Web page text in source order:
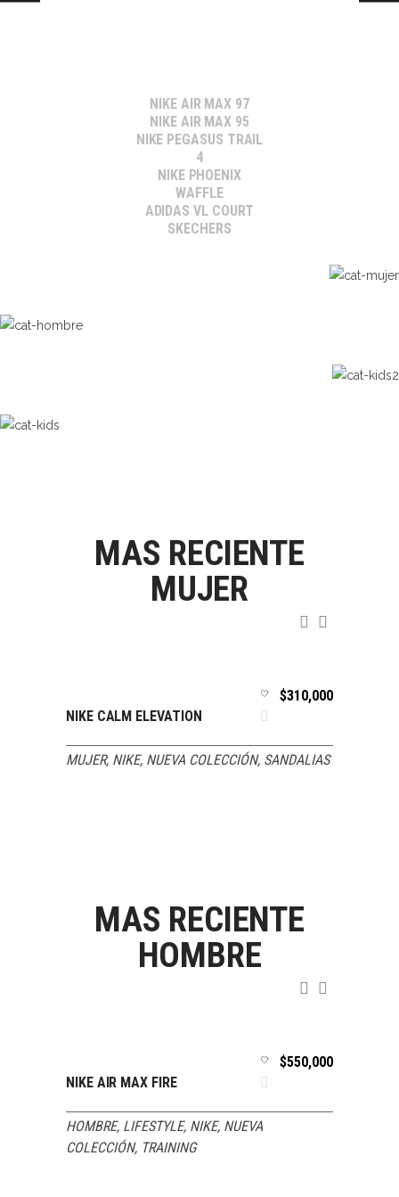
NIKE AIR MAX 97
NIKE AIR MAX 95
NIKE PEGASUS TRAIL
4
NIKE PHOENIX
WAFFLE
ADIDAS VL COURT
SKECHERS
MAS RECIENTE
MUJER
OPCIONES
VISTA
NIKE CALM ELEVATION
$310,000
MUJER, NIKE, NUEVA COLECCIÓN, SANDALIAS
MAS RECIENTE
HOMBRE
OPCIONES
VISTA
NIKE AIR MAX FIRE
$550,000
HOMBRE, LIFESTYLE, NIKE, NUEVA
COLECCIÓN, TRAINING